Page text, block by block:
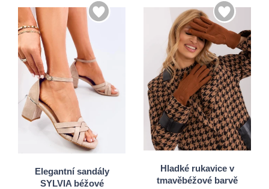
Elegantní sandály
SYLVIA béžové
36
38 39
40 41
Hladké rukavice v
tmavěbéžové barvě
S/M
L/XL